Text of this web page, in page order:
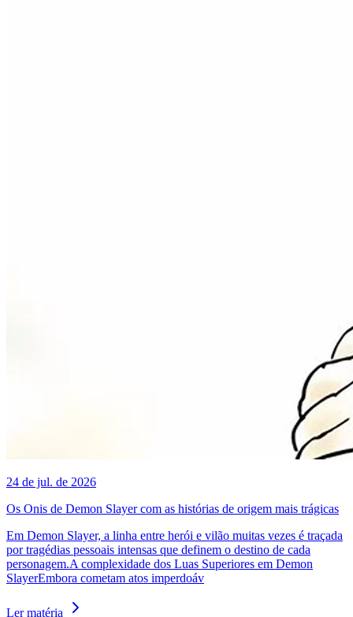
24 de jul. de 2026
Os Onis de Demon Slayer com as histórias de origem mais trágicas
Em Demon Slayer, a linha entre herói e vilão muitas vezes é traçada
por tragédias pessoais intensas que definem o destino de cada
personagem.A complexidade dos Luas Superiores em Demon
SlayerEmbora cometam atos imperdoáv
Ler matéria